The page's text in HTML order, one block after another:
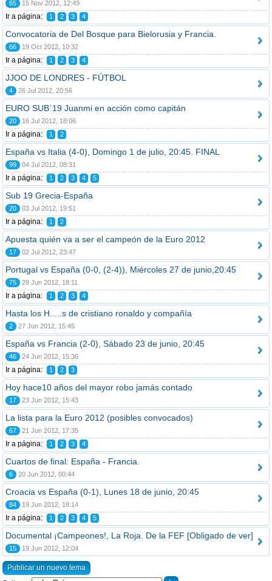
65 15 Nov 2012, 12:49
Ir a página: 1 2 3 4
Convocatoria de Del Bosque para Bielorusia y Francia.
66 19 Oct 2012, 10:32
Ir a página: 1 2 3 4
JJOO DE LONDRES - FÚTBOL
4 26 Jul 2012, 20:56
EURO SUB´19 Juanmi en acción como capitán
20 16 Jul 2012, 18:06
Ir a página: 1 2
España vs Italia (4-0), Domingo 1 de julio, 20:45. FINAL
99 04 Jul 2012, 08:31
Ir a página: 1 2 3 4 5
Sub 19 Grecia-España
20 03 Jul 2012, 19:51
Ir a página: 1 2
Apuesta quién va a ser el campeón de la Euro 2012
17 02 Jul 2012, 23:47
Portugal vs España (0-0, (2-4)), Miércoles 27 de junio,20:45
75 29 Jun 2012, 18:11
Ir a página: 1 2 3 4
Hasta los H.....s de cristiano ronaldo y compañía
2 27 Jun 2012, 15:45
España vs Francia (2-0), Sábado 23 de junio, 20:45
46 24 Jun 2012, 15:36
Ir a página: 1 2 3
Hoy hace10 años del mayor robo jamás contado
17 23 Jun 2012, 15:43
La lista para la Euro 2012 (posibles convocados)
67 21 Jun 2012, 17:35
Ir a página: 1 2 3 4
Cuartos de final: España - Francia.
6 20 Jun 2012, 00:44
Croacia vs España (0-1), Lunes 18 de junio, 20:45
84 19 Jun 2012, 18:14
Ir a página: 1 2 3 4 5
Documental ¡Campeones!, La Roja. De la FEF [Obligado de ver]
15 19 Jun 2012, 12:04
Publicar un nuevo tema